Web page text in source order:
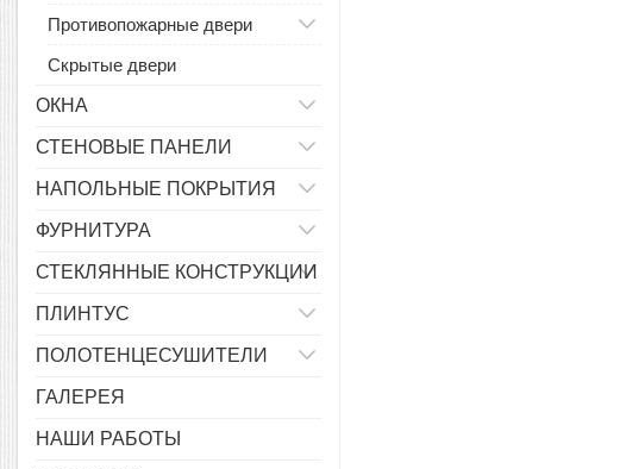
Противопожарные двери
Скрытые двери
ОКНА
СТЕНОВЫЕ ПАНЕЛИ
НАПОЛЬНЫЕ ПОКРЫТИЯ
ФУРНИТУРА
СТЕКЛЯННЫЕ КОНСТРУКЦИИ
ПЛИНТУС
ПОЛОТЕНЦЕСУШИТЕЛИ
ГАЛЕРЕЯ
НАШИ РАБОТЫ